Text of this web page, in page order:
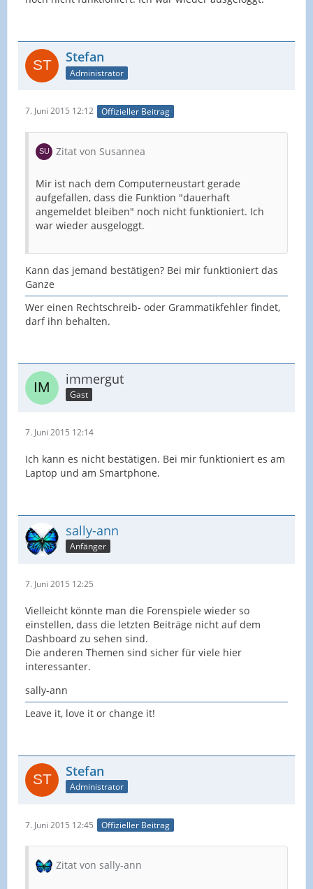
Stefan
Administrator
7. Juni 2015 12:12 Offizieller Beitrag
Zitat von Susannea
Mir ist nach dem Computerneustart gerade
aufgefallen, dass die Funktion "dauerhaft
angemeldet bleiben" noch nicht funktioniert. Ich
war wieder ausgeloggt.
Kann das jemand bestätigen? Bei mir funktioniert das
Ganze
Wer einen Rechtschreib- oder Grammatikfehler findet,
darf ihn behalten.
immergut
Gast
7. Juni 2015 12:14
Ich kann es nicht bestätigen. Bei mir funktioniert es am
Laptop und am Smartphone.
sally-ann
Anfänger
7. Juni 2015 12:25
Vielleicht könnte man die Forenspiele wieder so
einstellen, dass die letzten Beiträge nicht auf dem
Dashboard zu sehen sind.
Die anderen Themen sind sicher für viele hier
interessanter.
sally-ann
Leave it, love it or change it!
Stefan
Administrator
7. Juni 2015 12:45 Offizieller Beitrag
Zitat von sally-ann